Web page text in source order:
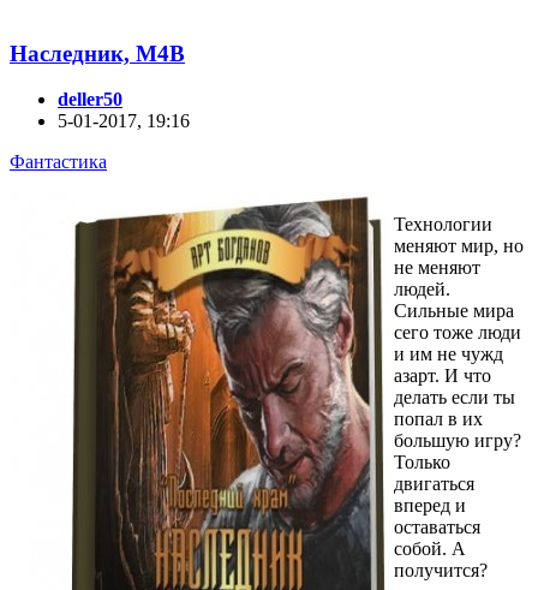
Наследник, М4В
deller50
5-01-2017, 19:16
Фантастика
Технологии
меняют мир, но
не меняют
людей.
Сильные мира
сего тоже люди
и им не чужд
азарт. И что
делать если ты
попал в их
большую игру?
Только
двигаться
вперед и
оставаться
собой. А
получится?